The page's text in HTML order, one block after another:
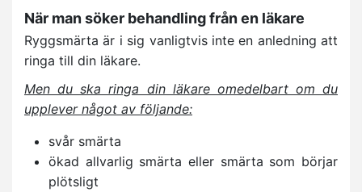
När man söker behandling från en läkare
Ryggsmärta är i sig vanligtvis inte en anledning att
ringa till din läkare.
Men du ska ringa din läkare omedelbart om du
upplever något av följande:
svår smärta
ökad allvarlig smärta eller smärta som börjar
plötsligt